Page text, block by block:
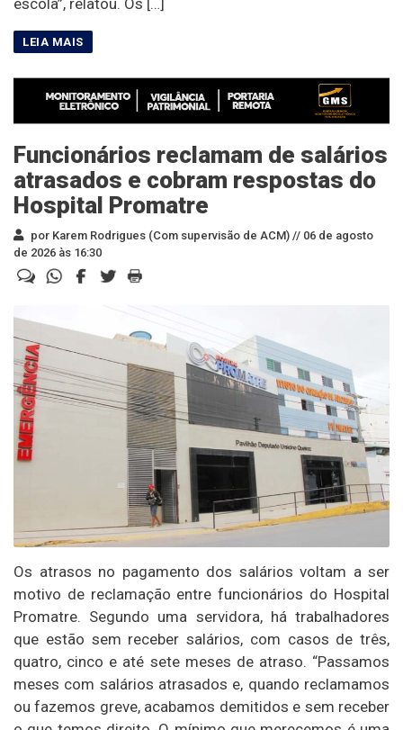
Funcionários reclamam de salários
atrasados e cobram respostas do
Hospital Promatre
por Karem Rodrigues (Com supervisão de ACM) // 06 de agosto
de 2026 às 16:30
Os atrasos no pagamento dos salários voltam a ser
motivo de reclamação entre funcionários do Hospital
Promatre. Segundo uma servidora, há trabalhadores
que estão sem receber salários, com casos de três,
quatro, cinco e até sete meses de atraso. “Passamos
meses com salários atrasados e, quando reclamamos
ou fazemos greve, acabamos demitidos e sem receber